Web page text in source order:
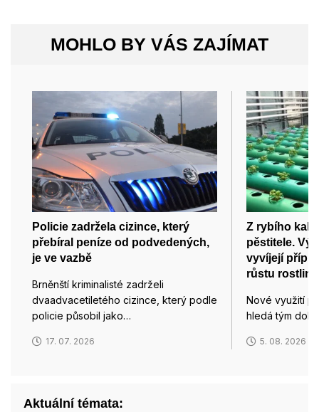
MOHLO BY VÁS ZAJÍMAT
Policie zadržela cizince, který
přebíral peníze od podvedených,
je ve vazbě
Brněnští kriminalisté zadrželi
dvaadvacetiletého cizince, který podle
policie působil jako…
17. 07. 2026
Z rybího
pěstitele.
vyvíjejí
růstu rostlin
Nové využití
hledá tým
5. 08. 2026
Aktuální témata: